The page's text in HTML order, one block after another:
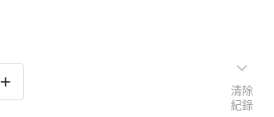
清除
紀錄